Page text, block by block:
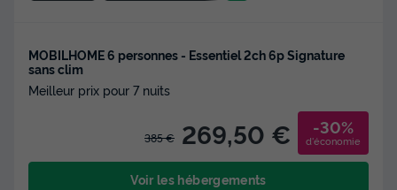
MOBILHOME 6 personnes - Essentiel 2ch 6p Signature
sans clim
Meilleur prix pour 7 nuits
385 € 269,50 € -30%
d'économie
Voir les hébergements